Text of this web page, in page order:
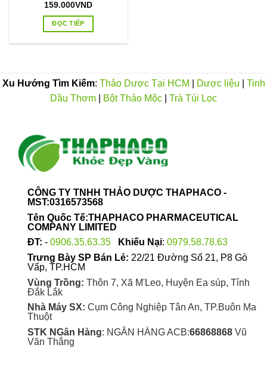
159.000VND
ĐỌC TIẾP
Xu Hướng Tìm Kiếm: Thảo Dược Tại HCM Dược liệu
Tinh
Dầu Thơm
Bột Thảo Mộc Trà Túi Lọc
CÔNG TY TNHH THẢO DƯỢC THAPHACO -
MST:0316573568
Tên Quốc Tế:THAPHACO PHARMACEUTICAL
COMPANY LIMITED
ĐT: - 0906.35.63.35 Khiếu Nại: 0979.58.78.63
Trưng Bày SP Bán Lẻ: 22/21 Đường Số 21, P8 Gò
Vấp, TP.HCM
Vùng Trồng: Thôn 7, Xã M'Leo, Huyện Ea súp, Tỉnh
Đắk Lắk
Nhà Máy SX: Cụm Công Nghiệp Tân An, TP.Buôn Ma
Thuột
STK NGân Hàng: NGÂN HÀNG ACB:66868868Vũ
Văn Thắng